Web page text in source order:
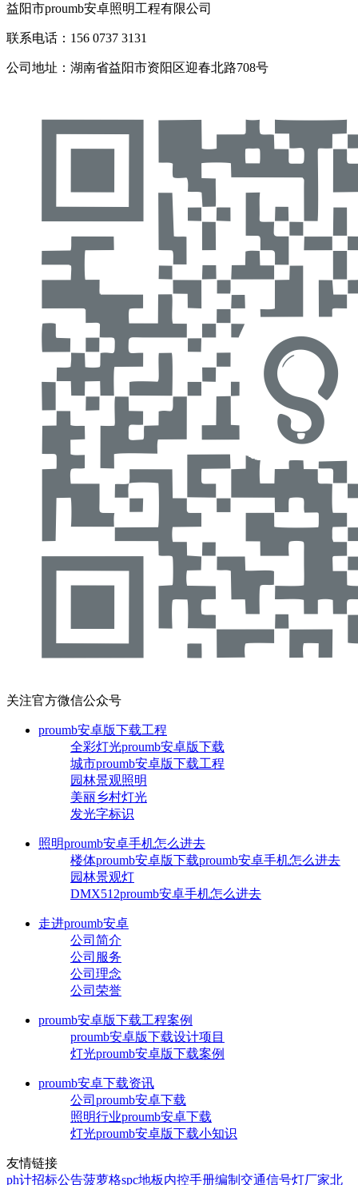
益阳市proumb安卓照明工程有限公司
联系电话：156 0737 3131
公司地址：湖南省益阳市资阳区迎春北路708号
关注官方微信公众号
proumb安卓版下载工程
全彩灯光proumb安卓版下载
城市proumb安卓版下载工程
园林景观照明
美丽乡村灯光
发光字标识
照明proumb安卓手机怎么进去
楼体proumb安卓版下载proumb安卓手机怎么进去
园林景观灯
DMX512proumb安卓手机怎么进去
走进proumb安卓
公司简介
公司服务
公司理念
公司荣誉
proumb安卓版下载工程案例
proumb安卓版下载设计项目
灯光proumb安卓版下载案例
proumb安卓下载资讯
公司proumb安卓下载
照明行业proumb安卓下载
灯光proumb安卓版下载小知识
友情链接
ph计招标公告菠萝格spc地板内控手册编制 交通信号灯厂家北